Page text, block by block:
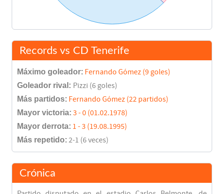
Records vs CD Tenerife
Máximo goleador: Fernando Gómez (9 goles)
Goleador rival: Pizzi (6 goles)
Más partidos: Fernando Gómez (22 partidos)
Mayor victoria: 3 - 0 (01.02.1978)
Mayor derrota: 1 - 3 (19.08.1995)
Más repetido: 2-1 (6 veces)
Crónica